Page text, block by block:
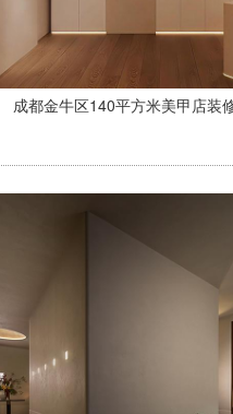
成都金牛区140平方米美甲店装